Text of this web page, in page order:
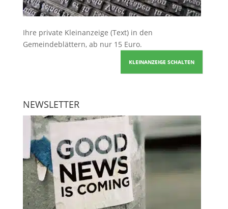
Ihre private Kleinanzeige (Text) in den
Gemeindeblättern, ab nur 15 Euro.
KLEINANZEIGE SCHALTEN
NEWSLETTER